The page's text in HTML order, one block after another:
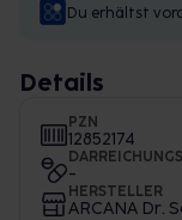
Du erhältst
Details
PZN
12852174
-
HERSTELLER
ARCANA Dr.